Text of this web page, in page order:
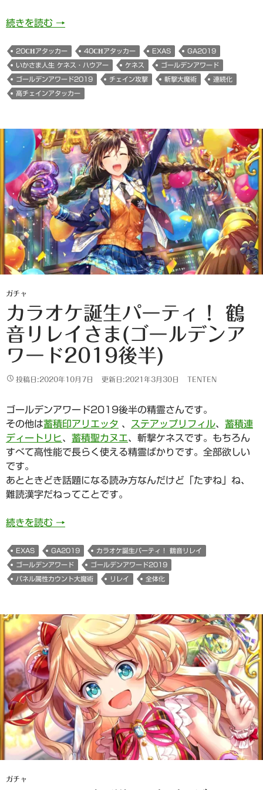
続きを読む いかさま人生 ケネス・ハウアーちゃん(ゴール
→
20CHアタッカー 40CHアタッカー EXAS GA2019
いかさま人生 ケネス・ハウアー ケネス ゴールデンアワード
ゴールデンアワード2019 チェイン攻撃 斬撃大魔術 連続化
高チェインアタッカー
ガチャ
カラオケ誕生パーティ！ 鶴
音リレイさま(ゴールデンア
ワード2019後半)
投稿日:2020年10月7日 更新日:2021年3月30日 TENTEN
ゴールデンアワード2019後半の精霊さんです。
その他は蓄積印アリエッタ 、 ステアップリフィル、 蓄積連
ディートリヒ、 蓄積聖カヌエ、斬撃ケネスです。もちろん
すべて高性能で長らく使える精霊ばかりです。全部欲しい
です。
あとときどき話題になる読み方なんだけど「たずね」ね、
難読漢字だねってことです。
続きを読む カラオケ誕生パーティ！ 鶴音リレイさま(ゴー
→
EXAS GA2019 カラオケ誕生パーティ！ 鶴音リレイ
ゴールデンアワード ゴールデンアワード2019
パネル属性カウント大魔術 リレイ 全体化
ガチャ